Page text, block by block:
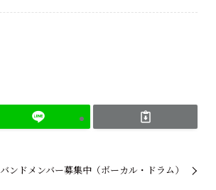
バンドメンバー募集中（ボーカル・ドラム）